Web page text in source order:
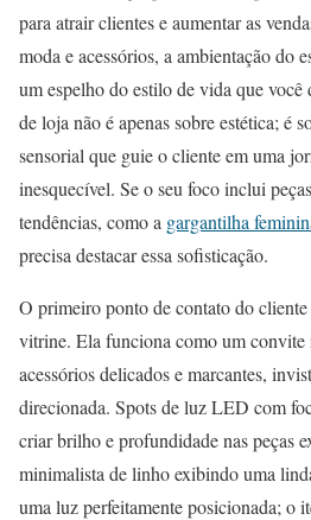
para atrair clientes e aumentar as
moda e acessórios, a ambientação do
um espelho do estilo de vida que você
de loja não é apenas sobre estética; é
sensorial que guie o cliente em uma
inesquecível. Se o seu foco inclui
tendências, como a gargantilha
precisa destacar essa sofisticação.
O primeiro ponto de contato do
vitrine. Ela funciona como um convite
acessórios delicados e marcantes,
direcionada. Spots de luz LED com
criar brilho e profundidade nas peças
minimalista de linho exibindo uma
uma luz perfeitamente posicionada; o